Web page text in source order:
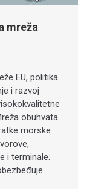
mreža
EU, politika
i razvoj
obuhvata
morske
i terminale.